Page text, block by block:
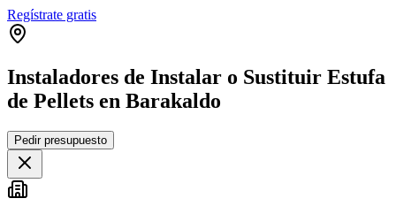
Regístrate gratis
Instaladores de Instalar o Sustituir Estufa
de Pellets en Barakaldo
+
−
Pedir presupuesto